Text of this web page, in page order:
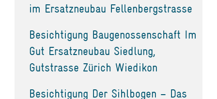
im Ersatzneubau Fellenbergstrasse
Besichtigung Baugenossenschaft Im
Gut Ersatzneubau Siedlung,
Gutstrasse Zürich Wiedikon
Besichtigung Der Sihlbogen – Das